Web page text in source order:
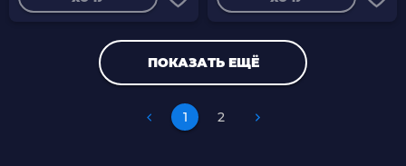
ПОКАЗАТЬ ЕЩЁ
1 2